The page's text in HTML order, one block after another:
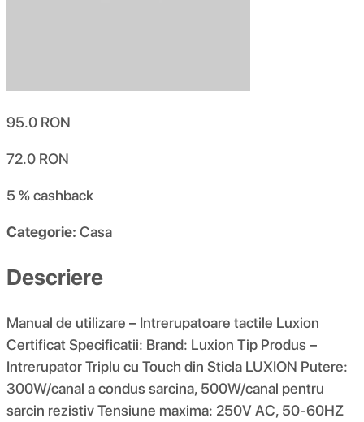
95.0 RON
72.0 RON
5 %cashback
Categorie: Casa
Descriere
Manual de utilizare – Intrerupatoare tactile Luxion
Certificat Specificatii: Brand: Luxion Tip Produs –
Intrerupator Triplu cu Touch din Sticla LUXION Putere:
300W/canal a condus sarcina, 500W/canal pentru
sarcin rezistiv Tensiune maxima: 250V AC, 50-60HZ